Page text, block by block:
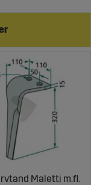
Maletti m.fl.